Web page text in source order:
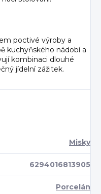
poctivé výroby a
kuchyňského nádobí a
kombinaci dlouhé
jídelní zážitek.
Misky
6294016813905
Porcelán